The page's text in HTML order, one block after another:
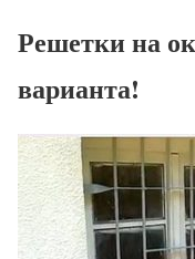
Решетки на
варианта!